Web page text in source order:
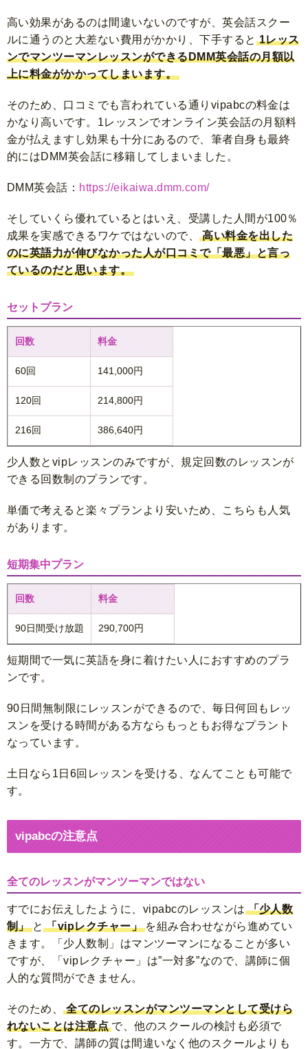
高い効果があるのは間違いないのですが、英会話スクー
ルに通うのと大差ない費用がかかり、下手すると 1レッス
ンでマンツーマンレッスンができるDMM英会話の月額以
上に料金がかかってしまいます。
そのため、口コミでも言われている通りvipabcの料金は
かなり高いです。1レッスンでオンライン英会話の月額料
金が払えますし効果も十分にあるので、筆者自身も最終
的にはDMM英会話に移籍してしまいました。
DMM英会話： https://eikaiwa.dmm.com/
そしていくら優れているとはいえ、受講した人間が100％
成果を実感できるワケではないので、 高い料金を出した
のに英語力が伸びなかった人が口コミで「最悪」と言っ
ているのだと思います。
セットプラン
回数 料金
60回 141,000円
120回 214,800円
216回 386,640円
少人数とvipレッスンのみですが、規定回数のレッスンが
できる回数制のプランです。
単価で考えると楽々プランより安いため、こちらも人気
があります。
短期集中プラン
回数 料金
90日間受け放題 290,700円
短期間で一気に英語を身に着けたい人におすすめのプラ
ンです。
90日間無制限にレッスンができるので、毎日何回もレッ
スンを受ける時間がある方ならもっともお得なプラント
なっています。
土日なら1日6回レッスンを受ける、なんてことも可能で
す。
vipabcの注意点
全てのレッスンがマンツーマンではない
すでにお伝えしたように、vipabcのレッスンは 「少人数
制」 と 「vipレクチャー」 を組み合わせながら進めてい
きます。「少人数制」はマンツーマンになることが多い
ですが、「vipレクチャー」は”一対多”なので、講師に個
人的な質問ができません。
そのため、 全てのレッスンがマンツーマンとして受けら
れないことは注意点 で、他のスクールの検討も必須で
す。一方で、講師の質は間違いなく他のスクールよりも